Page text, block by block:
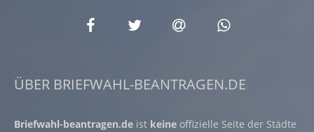
ÜBER BRIEFWAHL-BEANTRAGEN.DE
Briefwahl-beantragen.de ist keine offizielle Seite der Städte